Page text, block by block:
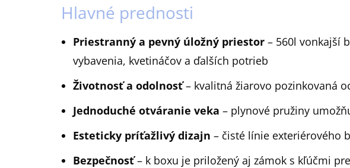
Hlavné prednosti
Priestranný a pevný úložný priestor – 560l vonkajší
vybavenia, kvetináčov a ďalších potrieb
Životnosť a odolnosť– kvalitná žiarovo pozinkovaná
Jednoduché otváranie veka – plynové pružiny
Esteticky príťažlivý dizajn – čisté línie exteriérového
Bezpečnosť– k boxu je priložený aj zámok s kľúčmi